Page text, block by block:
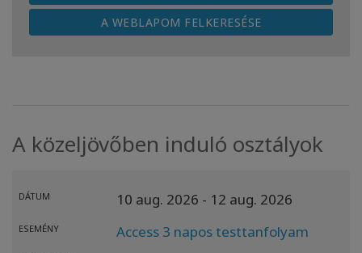
A WEBLAPOM FELKERESÉSE
A közeljövőben induló osztályok
DÁTUM 10 aug. 2026 - 12 aug. 2026
ESEMÉNY Access 3 napos testtanfolyam